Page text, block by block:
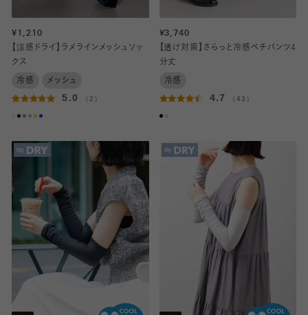
¥1,210
【涼感ドライ】ラメラインメッシュソッ
クス
冷感 メッシュ
5.0 （2）
¥3,740
【透け対策】さらっと冷感ペチパンツ4
分丈
冷感
4.7 （43）